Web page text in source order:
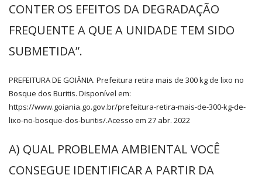
CONTER OS EFEITOS DA DEGRADAÇÃO
FREQUENTE A QUE A UNIDADE TEM SIDO
SUBMETIDA”.
PREFEITURA DE GOIÂNIA. Prefeitura retira mais de 300 kg de lixo no
Bosque dos Buritis. Disponível em:
https://www.goiania.go.gov.br/prefeitura-retira-mais-de-300-kg-de-
lixo-no-bosque-dos-buritis/.Acesso em 27 abr. 2022
A) QUAL PROBLEMA AMBIENTAL VOCÊ
CONSEGUE IDENTIFICAR A PARTIR DA